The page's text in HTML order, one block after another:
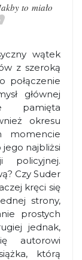
to miało
wątek
z szeroką
połączenie
głównej
pamięta
okresu
momencie
najbliżsi
policyjnej.
Czy Suder
kręci się
strony,
prostych
jednak,
autorowi
którą